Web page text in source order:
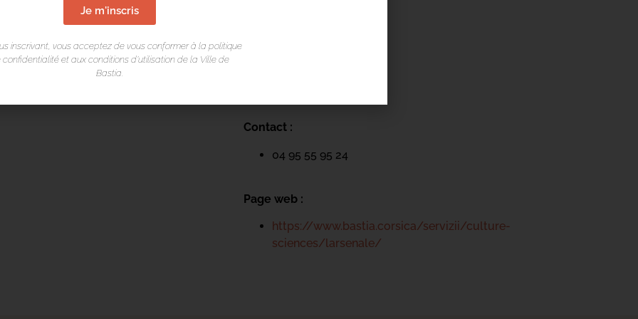
Contact :
04 95 55 95 24
Page web :
https://www.bastia.corsica/servizii/culture-
sciences/larsenale/
Je m'inscris
inscrivant, vous acceptez de vous conformer à la politique
confidentialité et aux conditions d’utilisation de la Ville de
Bastia.